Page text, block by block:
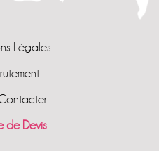
Légales
de Devis